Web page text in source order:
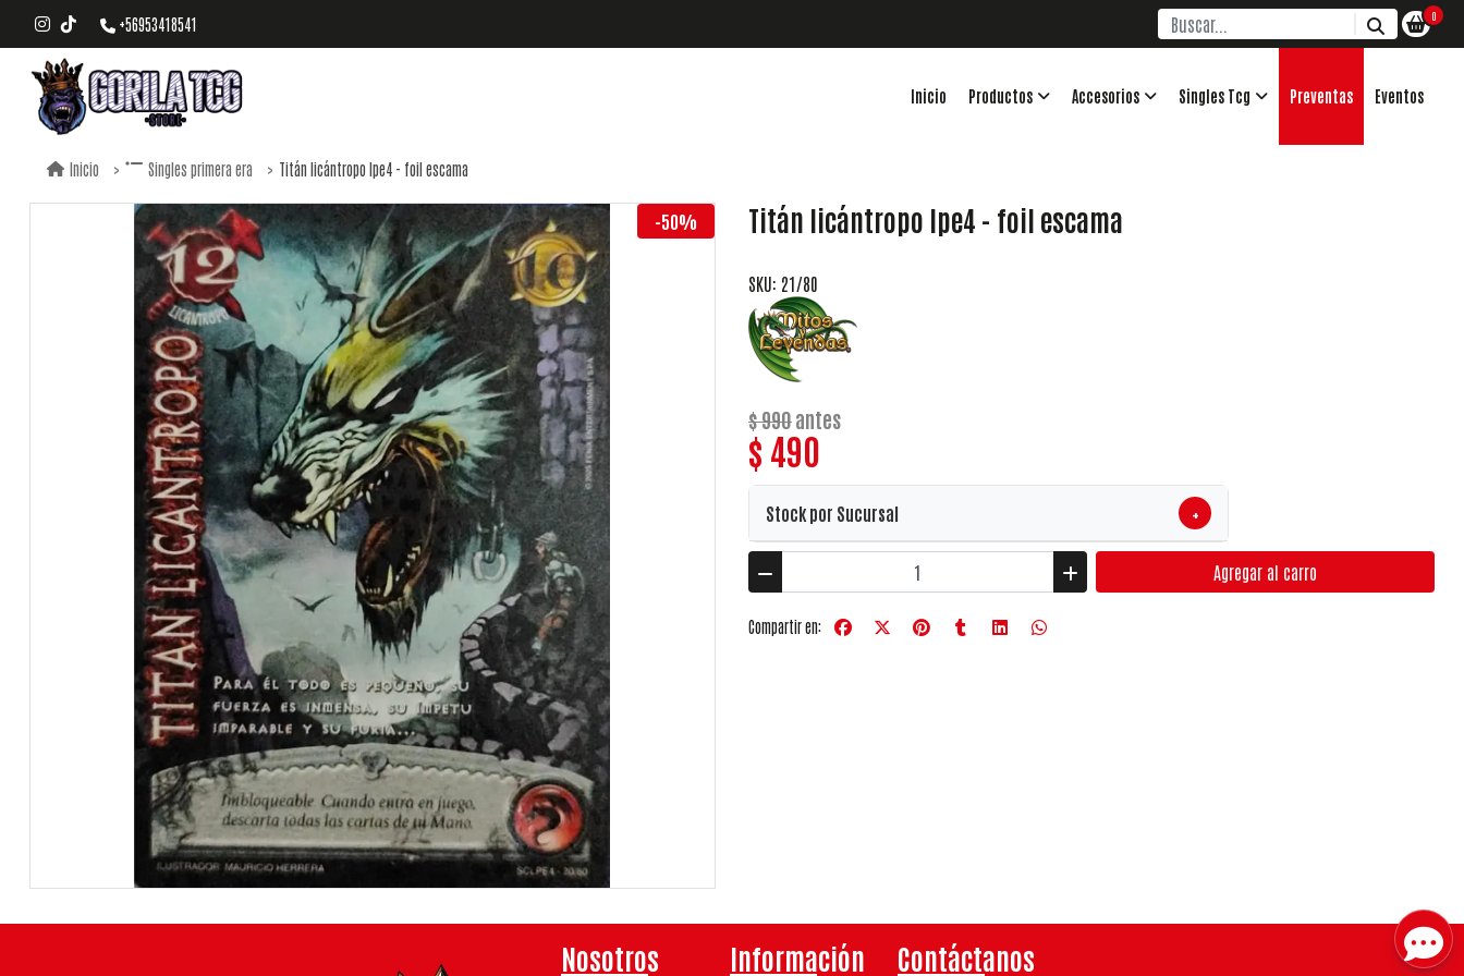
+56953418541 0
Inicio Productos Accesorios Singles Tcg Preventas Eventos
Inicio Singles primera era Titán licántropo lpe4 - foil escama
-50% Titán licántropo lpe4 - foil escama
SKU: 21/80
$ 990antes
$ 490
Stock por Sucursal +
Agregar al carro
Compartir en:
Nosotros Información Contáctanos